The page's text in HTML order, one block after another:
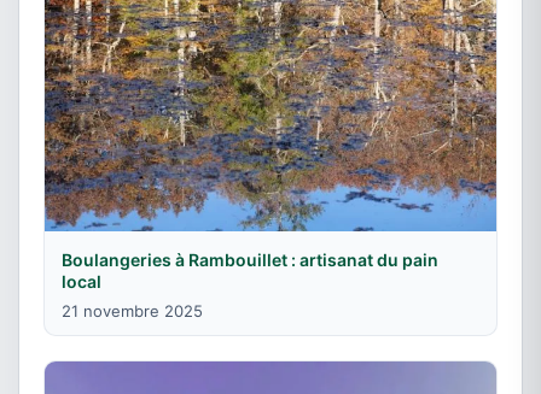
Boulangeries à Rambouillet : artisanat du pain
local
21 novembre 2025